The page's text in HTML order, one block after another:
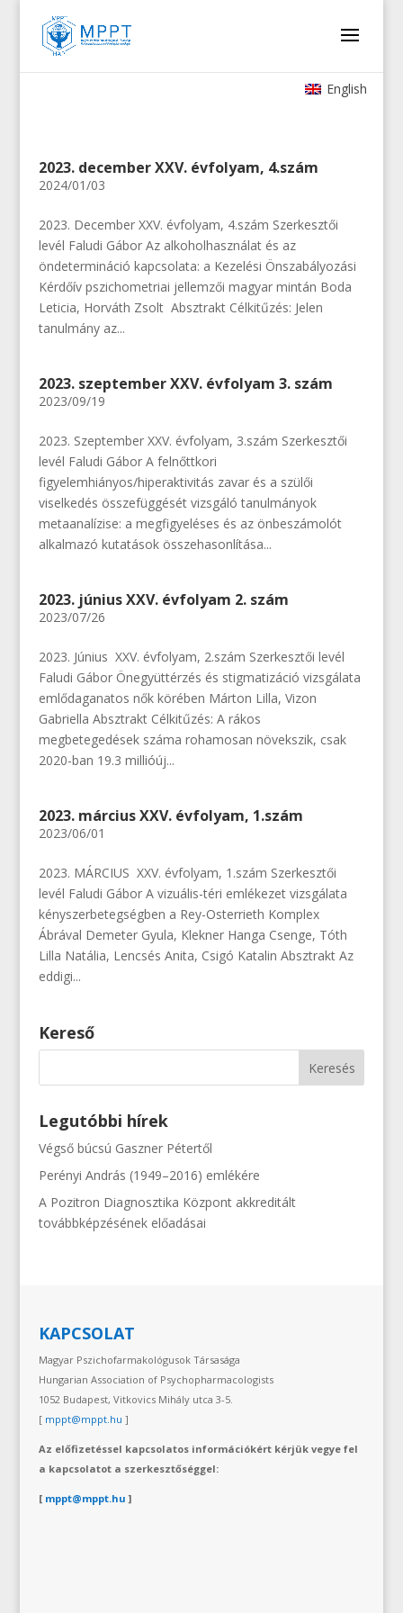
English
2023. december XXV. évfolyam, 4.szám
2024/01/03
2023. December XXV. évfolyam, 4.szám Szerkesztői
levél Faludi Gábor Az alkoholhasználat és az
öndetermináció kapcsolata: a Kezelési Önszabályozási
Kérdőív pszichometriai jellemzői magyar mintán Boda
Leticia, Horváth Zsolt Absztrakt Célkitűzés: Jelen
tanulmány az...
2023. szeptember XXV. évfolyam 3. szám
2023/09/19
2023. Szeptember XXV. évfolyam, 3.szám Szerkesztői
levél Faludi Gábor A felnőttkori
figyelemhiányos/hiperaktivitás zavar és a szülői
viselkedés összefüggését vizsgáló tanulmányok
metaanalízise: a megfigyeléses és az önbeszámolót
alkalmazó kutatások összehasonlítása...
2023. június XXV. évfolyam 2. szám
2023/07/26
2023. Június XXV. évfolyam, 2.szám Szerkesztői levél
Faludi Gábor Önegyüttérzés és stigmatizáció vizsgálata
emlődaganatos nők körében Márton Lilla, Vizon
Gabriella Absztrakt Célkitűzés: A rákos
megbetegedések száma rohamosan növekszik, csak
2020-ban 19.3 millióúj...
2023. március XXV. évfolyam, 1.szám
2023/06/01
2023. MÁRCIUS XXV. évfolyam, 1.szám Szerkesztői
levél Faludi Gábor A vizuális-téri emlékezet vizsgálata
kényszerbetegségben a Rey-Osterrieth Komplex
Ábrával Demeter Gyula, Klekner Hanga Csenge, Tóth
Lilla Natália, Lencsés Anita, Csigó Katalin Absztrakt Az
eddigi...
Kereső
Legutóbbi hírek
Végső búcsú Gaszner Pétertől
Perényi András (1949–2016) emlékére
A Pozitron Diagnosztika Központ akkreditált
továbbképzésének előadásai
KAPCSOLAT
Magyar Pszichofarmakológusok Társasága
Hungarian Association of Psychopharmacologists
1052 Budapest, Vitkovics Mihály utca 3-5.
[ mppt@mppt.hu ]
Az előfizetéssel kapcsolatos információkért kérjük vegye fel
a kapcsolatot a szerkesztőséggel:
[ mppt@mppt.hu ]